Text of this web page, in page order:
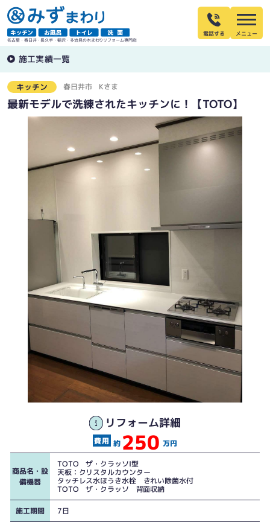
名古屋・春日井・長久手・稲沢・多治見の水まわりリフォーム専門店
電話する
施工実績一覧
キッチン 春日井市 Kさま
最新モデルで洗練されたキッチンに！【TOTO】
リフォーム詳細
約 250 万円
商品名・設
備機器
TOTO ザ・クラッソI型
天板：クリスタルカウンター
タッチレス水ほうき水栓 きれい除菌水付
TOTO ザ・クラッソ 背面収納
施工期間 7日